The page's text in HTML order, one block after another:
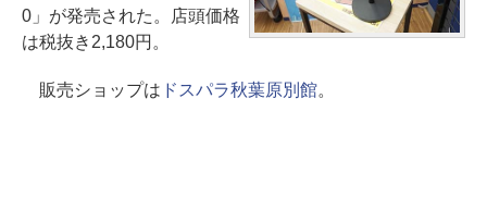
0」が発売された。店頭価格
は税抜き2,180円。
販売ショップは ドスパラ秋葉原別館。